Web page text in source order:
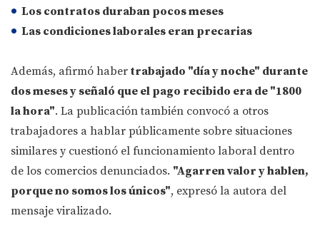
Los contratos duraban pocos meses
Las condiciones laborales eran precarias
Además, afirmó haber trabajado "día y noche" durante
dos meses y señaló que el pago recibido era de "1800
la hora". La publicación también convocó a otros
trabajadores a hablar públicamente sobre situaciones
similares y cuestionó el funcionamiento laboral dentro
de los comercios denunciados. "Agarren valor y hablen,
porque no somos los únicos", expresó la autora del
mensaje viralizado.